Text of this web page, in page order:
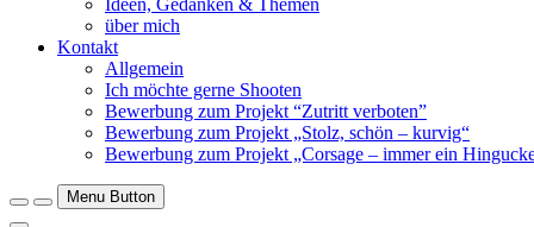
über mich
Kontakt
Allgemein
Ich möchte gerne Shooten
Bewerbung zum Projekt “Zutritt verboten”
Bewerbung zum Projekt „Stolz, schön – kurvig“
Bewerbung zum Projekt „Corsage – immer ein
Menu Button